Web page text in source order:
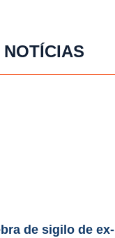
de sigilo de ex-